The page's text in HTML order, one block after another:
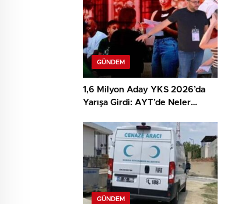
GÜNDEM
1,6 Milyon Aday YKS 2026’da
Yarışa Girdi: AYT’de Neler
GÜNDEM